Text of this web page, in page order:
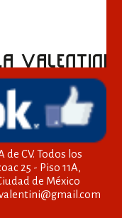
CV. Todos los
25 - Piso 11A,
de México